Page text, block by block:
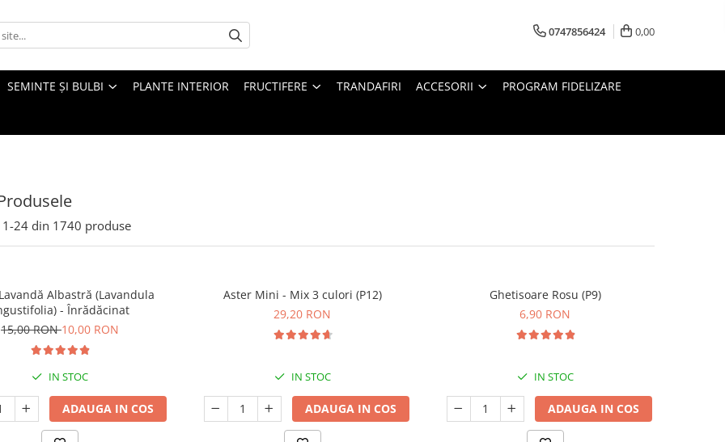
0747856424 0,00
SEMINTE ȘI BULBI PLANTE INTERIOR FRUCTIFERE TRANDAFIRI ACCESORII PROGRAM FIDELIZARE
1-24 din 1740 produse
Albastră (Lavandula
- Înrădăcinat
15,00 RON10,00 RON
IN STOC
ADAUGA IN COS
Aster Mini - Mix 3 culori (P12)
29,20 RON
IN STOC
ADAUGA IN COS
Ghetisoare Rosu (P9)
6,90 RON
IN STOC
ADAUGA IN COS